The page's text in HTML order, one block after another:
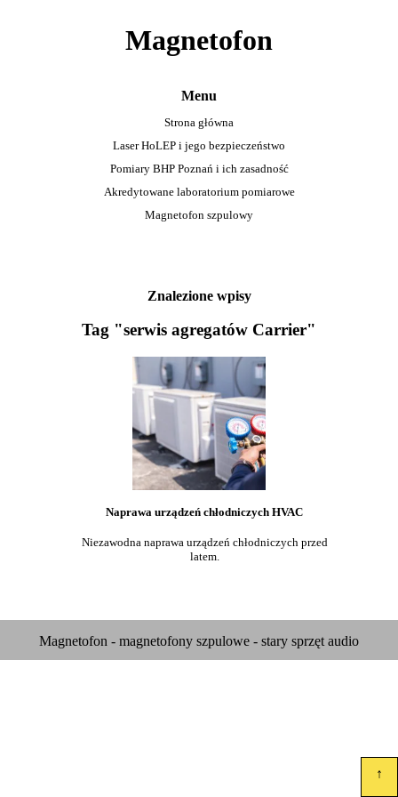
Magnetofon
Menu
Strona główna
Laser HoLEP i jego bezpieczeństwo
Pomiary BHP Poznań i ich zasadność
Akredytowane laboratorium pomiarowe
Magnetofon szpulowy
Znalezione wpisy
Tag "serwis agregatów Carrier"
Naprawa urządzeń chłodniczych HVAC
Niezawodna naprawa urządzeń chłodniczych przed
latem.
Magnetofon - magnetofony szpulowe - stary sprzęt audio
↑